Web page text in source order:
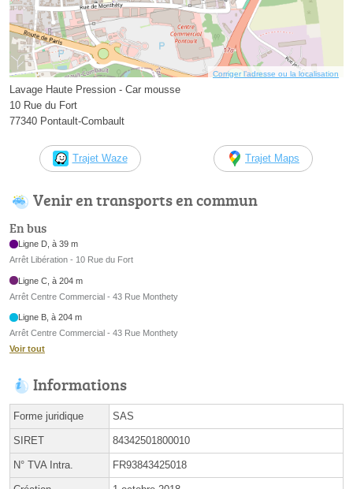
Corriger l’adresse ou la localisation
Lavage Haute Pression - Car mousse
10 Rue du Fort
77340 Pontault-Combault
Trajet Waze Trajet Maps
Venir en transports en commun
En bus
Ligne D, à 39 m
Arrêt Libération - 10 Rue du Fort
Ligne C, à 204 m
Arrêt Centre Commercial - 43 Rue Monthety
Ligne B, à 204 m
Arrêt Centre Commercial - 43 Rue Monthety
Voir tout
Informations
Forme juridique SAS
SIRET 84342501800010
N° TVA Intra. FR93843425018